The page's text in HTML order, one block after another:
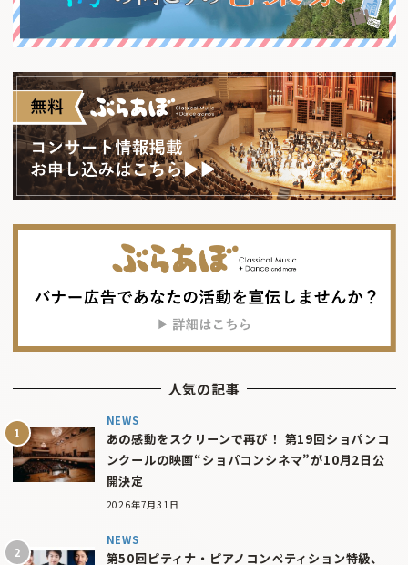
人気の記事
NEWS
あの感動をスクリーンで再び！ 第19回ショパンコ
ンクールの映画“ショパコンシネマ”が10月2日公
開決定
2026年7月31日
NEWS
第50回ピティナ・ピアノコンペティション特級、